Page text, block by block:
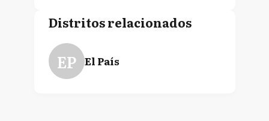
Distritos relacionados
EP El País